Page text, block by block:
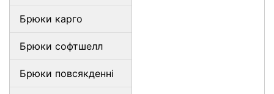
Брюки карго
Брюки софтшелл
Брюки повсякденні